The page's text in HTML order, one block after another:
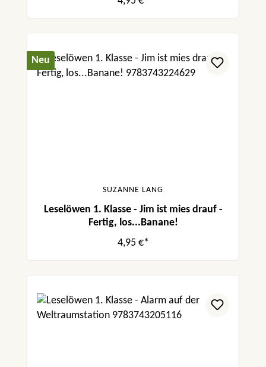
Neu
SUZANNE LANG
Leselöwen 1. Klasse - Jim ist mies drauf -
Fertig, los...Banane!
4,95 €*